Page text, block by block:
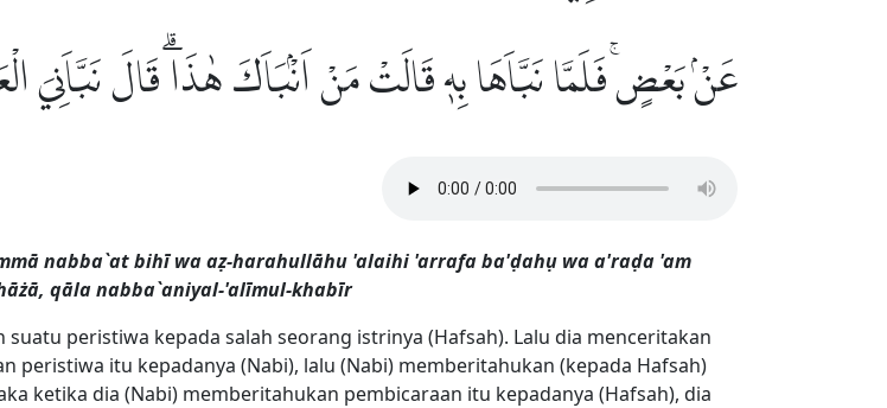
عَنْۢ بَعْضٍۚ فَلَمَّا نَبَّاَهَا بِهٖ قَالَتْ مَنْ اَنْۢبَاَكَ هٰذَاۗ قَالَ نَبَّاَنِيَ
nabba`at bihī wa aẓ-harahullāhu 'alaihi 'arrafa ba'ḍahụ wa a'raḍa 'am
qāla nabba`aniyal-'alīmul-khabīr
peristiwa kepada salah seorang istrinya (Hafsah). Lalu dia menceritakan
peristiwa itu kepadanya (Nabi), lalu (Nabi) memberitahukan (kepada Hafsah)
ketika dia (Nabi) memberitahukan pembicaraan itu kepadanya (Hafsah), dia